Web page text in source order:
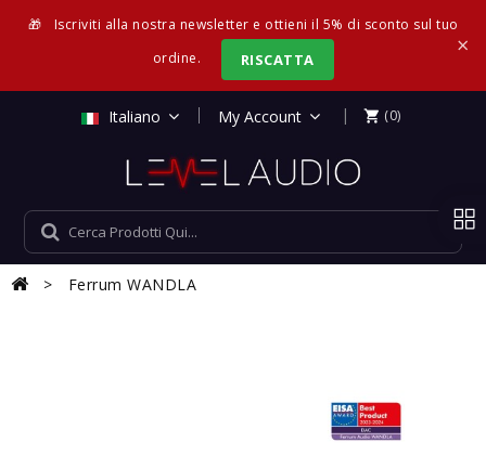
🎁
Iscriviti alla nostra newsletter e ottieni il 5% di sconto sul tuo
ordine.
RISCATTA ×
Italiano My Account |  (0)
Ferrum WANDLA